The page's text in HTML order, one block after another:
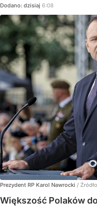
Dodano: dzisiaj 6:08
Prezydent RP Karol Nawrocki /
Większość Polaków